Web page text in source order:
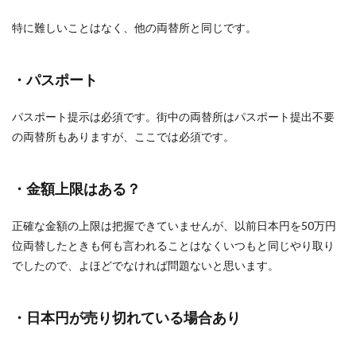
特に難しいことはなく、他の両替所と同じです。
・パスポート
パスポート提示は必須です。街中の両替所はパスポート提出不要
の両替所もありますが、ここでは必須です。
・金額上限はある？
正確な金額の上限は把握できていませんが、以前日本円を50万円
位両替したときも何も言われることはなくいつもと同じやり取り
でしたので、よほどでなければ問題ないと思います。
・日本円が売り切れている場合あり